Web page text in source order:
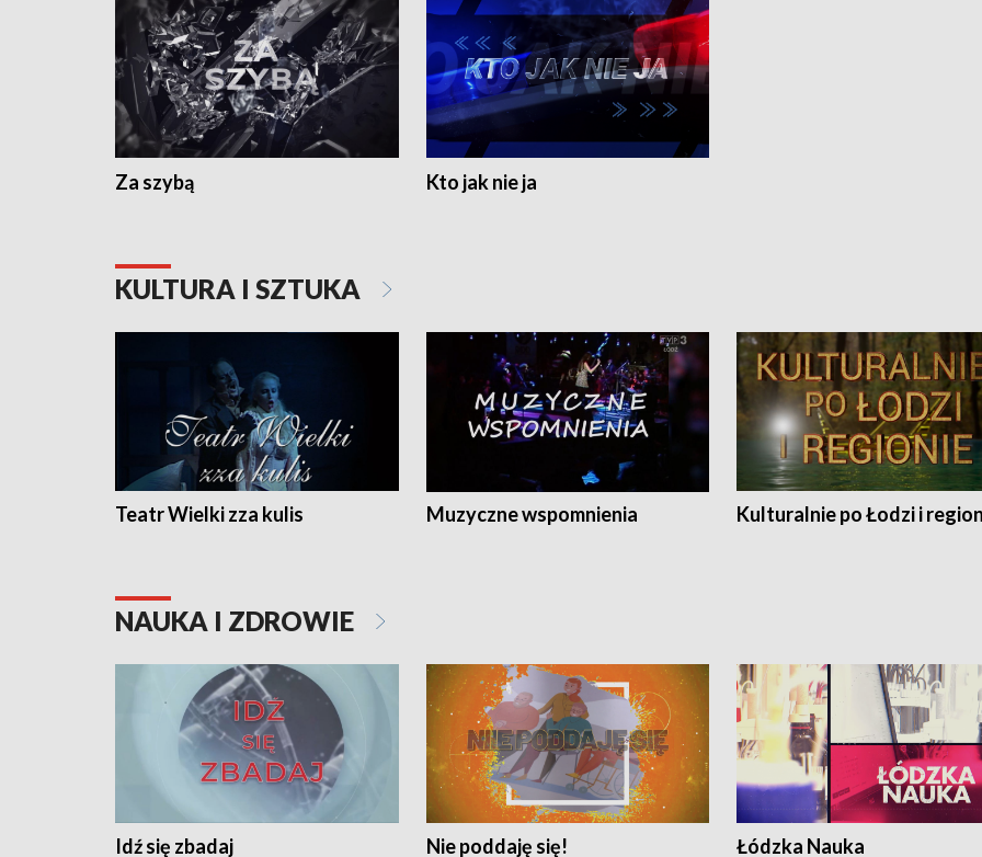
Za szybą Kto jak nie ja
KULTURA I SZTUKA
Teatr Wielki zza kulis Muzyczne wspomnienia Kulturalnie po Łodzi i
NAUKA I ZDROWIE
Idź się zbadaj Nie poddaję się! Łódzka Nauka